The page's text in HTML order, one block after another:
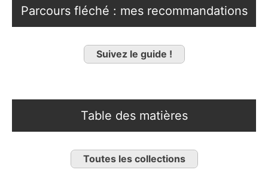
Parcours fléché : mes recommandations
Suivez le guide !
Table des matières
Toutes les collections